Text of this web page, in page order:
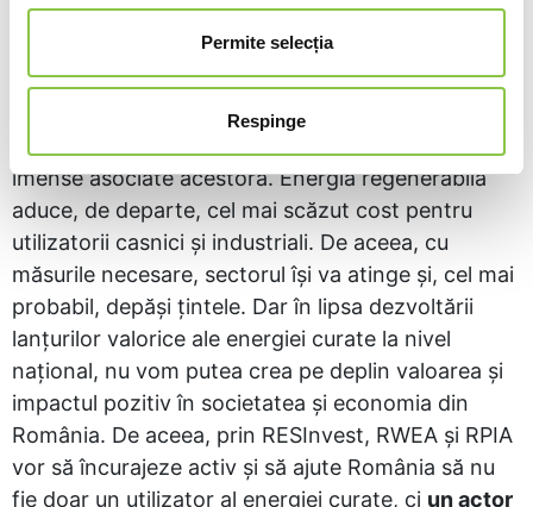
Permite selecția
Respinge
guvernamentali din România și europeni, precum
și actori industriali cheie, într-o chemare la
acțiune cu un scop comun: dezvoltarea lanțurilor
valorice robuste ale energiei curate în Sud-Estul
Europei și atragerea oportunităților economice
imense asociate acestora. Energia regenerabilă
aduce, de departe, cel mai scăzut cost pentru
utilizatorii casnici și industriali. De aceea, cu
măsurile necesare, sectorul își va atinge și, cel mai
probabil, depăși țintele. Dar în lipsa dezvoltării
lanțurilor valorice ale energiei curate la nivel
național, nu vom putea crea pe deplin valoarea și
impactul pozitiv în societatea și economia din
România. De aceea, prin RESInvest, RWEA și RPIA
vor să încurajeze activ și să ajute România să nu
fie doar un utilizator al energiei curate, ci un actor